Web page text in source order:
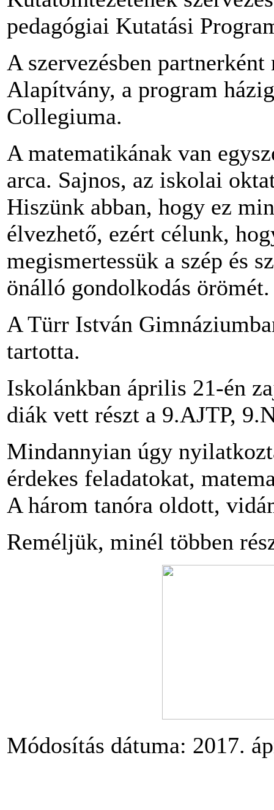
pedagógiai Kutatási
A szervezésben
Alapítvány, a program
Collegiuma.
A matematikának van
arca. Sajnos, az iskolai
Hiszünk abban, hogy ez
élvezhető, ezért célunk,
megismertessük a szép és
önálló gondolkodás örömét.
A Türr István
tartotta.
Iskolánkban április 21-én
diák vett részt a 9.AJTP,
Mindannyian úgy
érdekes feladatokat,
A három tanóra oldott,
Reméljük, minél többen
Módosítás dátuma: 2017.